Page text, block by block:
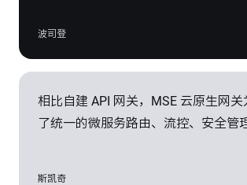
波司登
相比自建 API 网关，MSE 云原生网
了统一的微服务路由、流控、安全管
斯凯奇